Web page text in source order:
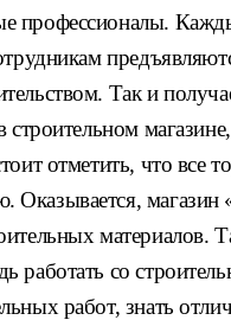
профессионалы.
Так и
отметить, что все
магазин
материалов.
работать со
работ, знать